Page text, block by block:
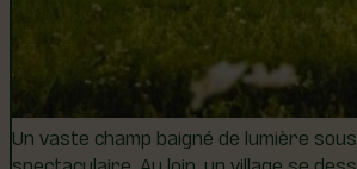
Un vaste champ baigné de lumière
spectaculaire. Au loin, un village se